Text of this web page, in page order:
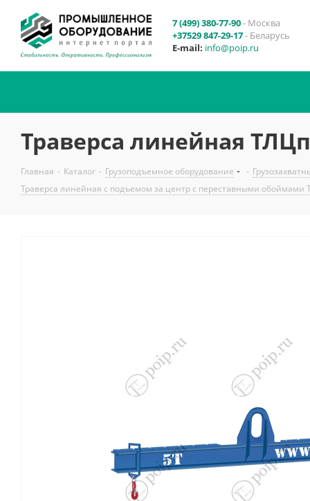
7 (499) 380-77-90- Москва
+37529 847-29-17- Беларусь
E-mail: info@poip.ru
Траверса линейная
Главная - Каталог - Грузоподъемное оборудование -
Траверса линейная с подъемом за центр с переставными обоймами